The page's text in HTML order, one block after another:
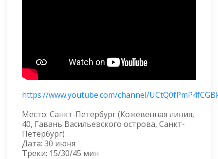
https://www.youtube.com/channel/
Место: Санкт-Петербург (Кожевенная линия,
40, Гавань Васильевского острова, Санкт-
Петербург)
Дата: 30 июня
Треки: 15/30/45 мин